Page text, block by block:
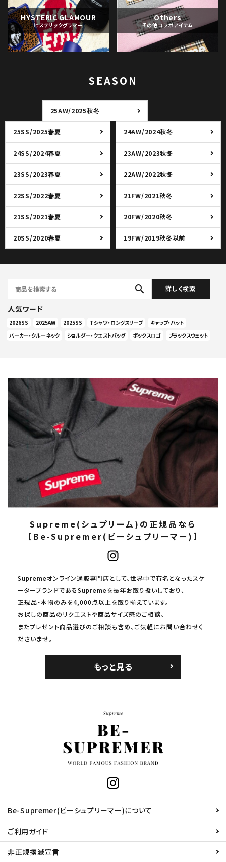
HYSTERIC GLAMOUR
ヒステリックグラマー
Others
その他コラボアイテム
SEASON
25AW/2025秋冬
25SS/2025春夏 24AW/2024秋冬
24SS/2024春夏 23AW/2023秋冬
23SS/2023春夏 22AW/2022秋冬
22SS/2022春夏 21FW/2021秋冬
21SS/2021春夏 20FW/2020秋冬
20SS/2020春夏 19FW/2019秋冬以前
search 詳しく検索
人気ワード
2026SS 2025AW 2025SS Tシャツ・ロングスリーブ
キャップ・ハット
パーカー・クルーネック
ショルダー・ウエストバッグ ボックスロゴ ブラックスウェット
Supreme(シュプリーム)の正規品なら
【Be-Supremer(ビーシュプリーマー)】
Supremeオンライン通販専門店として、世界中で有名となったスケ
ーターブランドであるSupremeを長年お取り扱いしており、
正規品・本物のみを4,000点以上を取り揃えています。
お探しの商品のリクエストや商品サイズ感のご相談、
またプレゼント商品選びのご相談も含め、ご気軽にお問い合わせく
ださいませ。
もっと見る
Be-Supremer(ビーシュプリーマー)について
ご利用ガイド
非正規撲滅宣言